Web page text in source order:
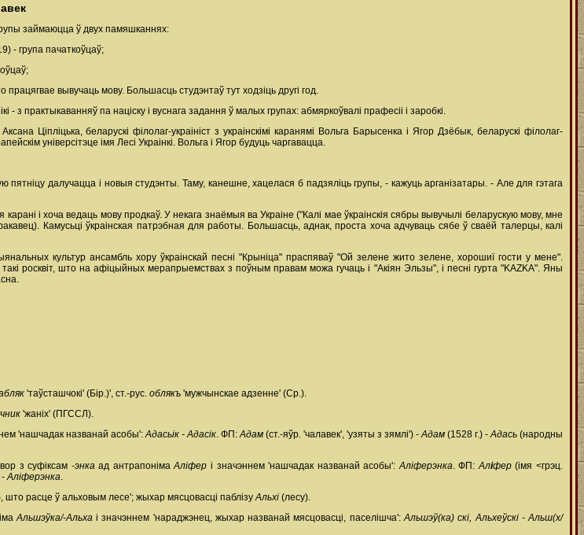
займаюцца ў двух памяшканнях:
- група пачаткоўцаў;
вывучаць мову. Большасць студэнтаў тут ходзіць другі год.
- з практыкаванняў па націску і вуснага задання ў малых групах: абмяркоўвалі прафесіі і заробкі.
Ціпліцька, беларускі філолаг-украініст з украінскімі каранямі Вольга Барысенка і Ягор Дзёбык, беларускі філолаг-
універсітэце імя Лесі Украінкі. Вольга і Ягор будуць чаргавацца.
пятніцу далучацца і новыя студэнты. Таму, канешне, хацелася б падзяліць групы, - кажуць арганізатары. - Але для гэтага
і хоча ведаць мову продкаў. У некага знаёмыя ва Украіне ("Калі мае ўкраінскія сябры вывучылі беларускую мову, мне
Камусьці ўкраінская патрэбная для работы. Большасць, аднак, проста хоча адчуваць сябе ў сваёй талерцы, калі
культур ансамбль хору ўкраінскай песні "Крыніца" праспяваў "Ой зелене жито зелене, хорошиї гости у мене".
росквіт, што на афіцыйных мерапрыемствах з поўным правам можа гучаць і "Акіян Эльзы", і песні гурта "KAZKA". Яны
'таўсташчокі' (Бір.)', ст.-рус. облякъ 'мужчынскае адзенне' (Ср.).
'жаніх' (ПГССЛ).
'нашчадак названай асобы':Адасьік - Адасік. ФП:Адам (ст.-яўр. 'чалавек', 'узяты з зямлі') -Адам (1528 г.) -Адась (народны
з суфіксам -энкаад антрапонімаАліфер і значэннем 'нашчадак названай асобы':Аліферэнка. ФП:Аліфер(імя <грэц.
-Аліферэнка.
што расце ў альховым лесе'; жыхар мясцовасці паблізуАльхі (лесу).
Альшэўка/-Альхаі значэннем 'нараджэнец, жыхар названай мясцовасці, паселішча':Альшэў(ка) скі, Альхеўскі - Альш(х/